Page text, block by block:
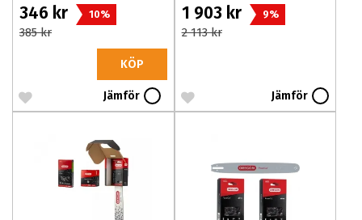
346 kr 10%
385 kr
KÖP
Jämför
1 903 kr 9%
2 113 kr
Jämför